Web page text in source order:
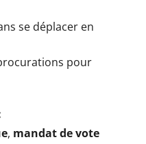
se déplacer en
pour
, mandat de vote